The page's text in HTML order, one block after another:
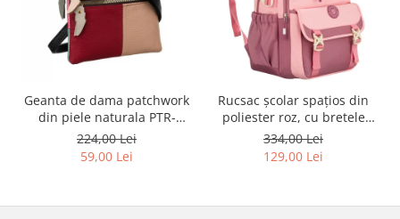
Geanta de dama patchwork
din piele naturala PTR-
1718-SKL-6922 MULTI
224,00 Lei
59,00 Lei
Rucsac școlar spațios din
poliester roz, cu bretele
reglabile - Peterson PTR-
PTN 8610-1327 PINK
334,00 Lei
129,00 Lei